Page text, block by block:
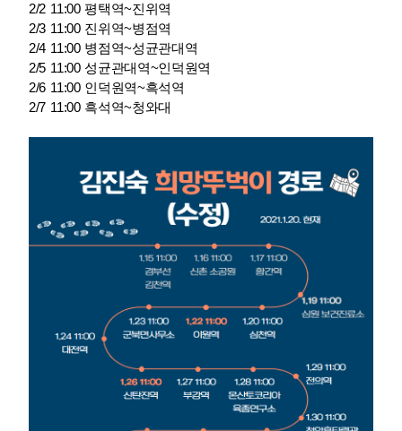
2/2 11:00 평택역~진위역
2/3 11:00 진위역~병점역
2/4 11:00 병점역~성균관대역
2/5 11:00 성균관대역~인덕원역
2/6 11:00 인덕원역~흑석역
2/7 11:00 흑석역~청와대